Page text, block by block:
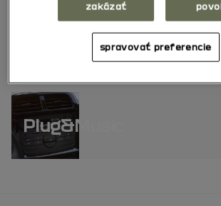
New Media Nav
Plug&Music
zakázať
spravovať preferencie